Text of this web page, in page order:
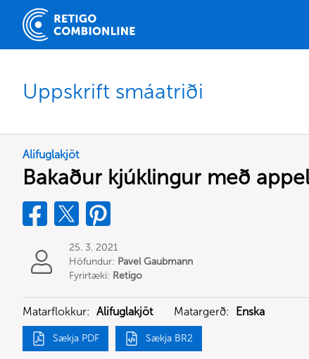
Uppskrift smáatriði
Alifuglakjöt
Bakaður kjúklingur með
25. 3. 2021
Höfundur: Pavel Gaubmann
Fyrirtæki: Retigo
Matarflokkur: Alifuglakjöt Matargerð: Enska
Sækja PDF Sækja BR2